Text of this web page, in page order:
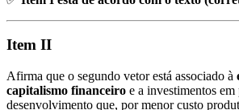
Item II
Afirma que o segundo vetor está associado à
capitalismo financeiro e a investimentos em
desenvolvimento que, por menor custo